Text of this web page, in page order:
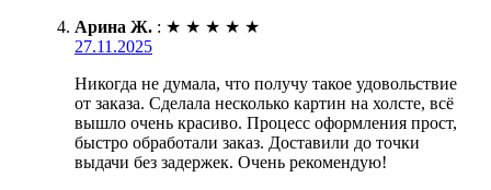
Арина Ж. : ★ ★ ★ ★ ★
27.11.2025
Никогда не думала, что получу такое удовольствие
от заказа. Сделала несколько картин на холсте, всё
вышло очень красиво. Процесс оформления прост,
быстро обработали заказ. Доставили до точки
выдачи без задержек. Очень рекомендую!